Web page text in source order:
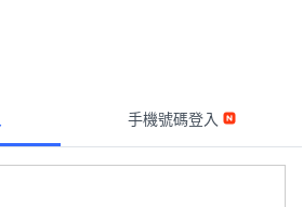
手機號碼登入